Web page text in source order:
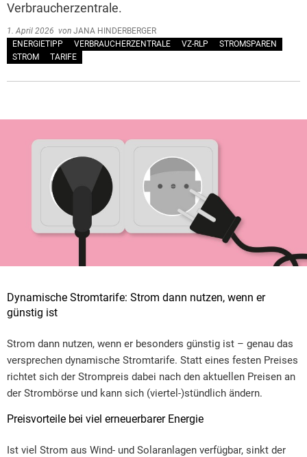
Verbraucherzentrale.
1. April 2026 von JANA HINDERBERGER
ENERGIETIPP
VERBRAUCHERZENTRALE VZ-RLP
STROMSPAREN
STROM
TARIFE
Dynamische Stromtarife: Strom dann nutzen, wenn er
günstig ist
Strom dann nutzen, wenn er besonders günstig ist – genau das
versprechen dynamische Stromtarife. Statt eines festen Preises
richtet sich der Strompreis dabei nach den aktuellen Preisen an
der Strombörse und kann sich (viertel-)stündlich ändern.
Preisvorteile bei viel erneuerbarer Energie
Ist viel Strom aus Wind- und Solaranlagen verfügbar, sinkt der